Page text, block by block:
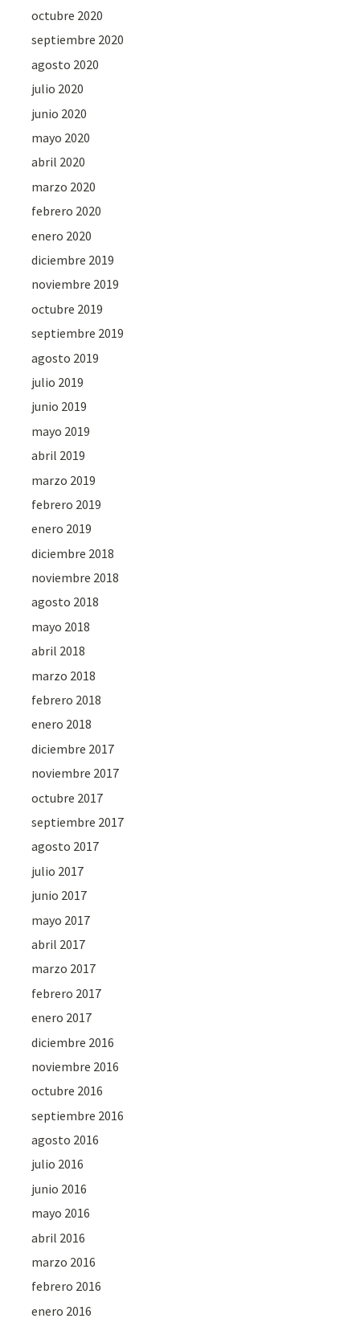
octubre 2020
septiembre 2020
agosto 2020
julio 2020
junio 2020
mayo 2020
abril 2020
marzo 2020
febrero 2020
enero 2020
diciembre 2019
noviembre 2019
octubre 2019
septiembre 2019
agosto 2019
julio 2019
junio 2019
mayo 2019
abril 2019
marzo 2019
febrero 2019
enero 2019
diciembre 2018
noviembre 2018
agosto 2018
mayo 2018
abril 2018
marzo 2018
febrero 2018
enero 2018
diciembre 2017
noviembre 2017
octubre 2017
septiembre 2017
agosto 2017
julio 2017
junio 2017
mayo 2017
abril 2017
marzo 2017
febrero 2017
enero 2017
diciembre 2016
noviembre 2016
octubre 2016
septiembre 2016
agosto 2016
julio 2016
junio 2016
mayo 2016
abril 2016
marzo 2016
febrero 2016
enero 2016